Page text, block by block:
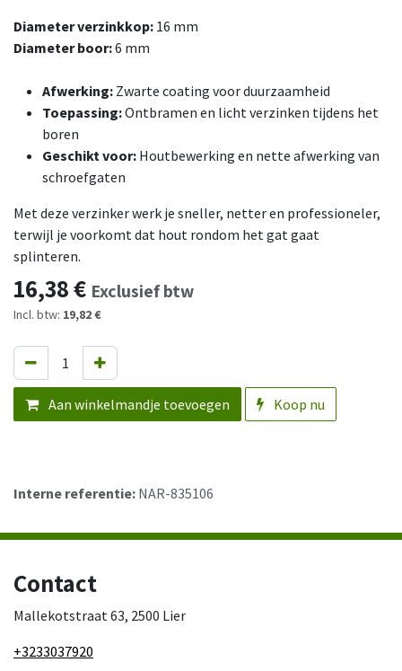
Diameter verzinkkop: 16 mm
Diameter boor:6 mm
Afwerking: Zwarte coating voor duurzaamheid
Toepassing:Ontbramen en licht verzinken tijdens het
boren
Geschikt voor: Houtbewerking en nette afwerking van
schroefgaten
Met deze verzinker werk je sneller, netter en professioneler,
terwijl je voorkomt dat hout rondom het gat gaat
splinteren.
16,38€ Exclusief btw
Incl. btw: 19,82 €
Aan winkelmandje toevoegen Koop nu
Interne referentie: NAR-835106
Contact
Mallekotstraat 63, 2500 Lier
+3233037920